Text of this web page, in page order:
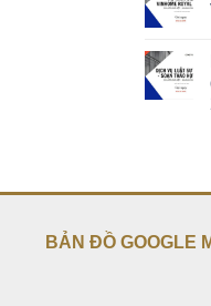
BẢN ĐỒ GOOGLE